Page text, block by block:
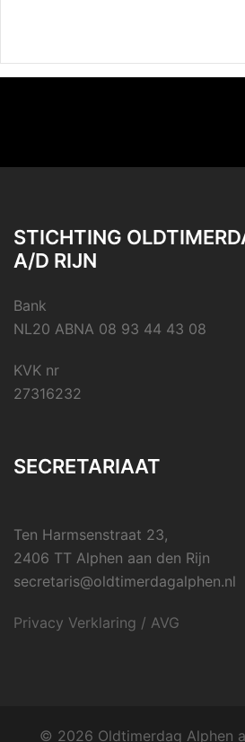
STICHTING
A/D RIJN
Bank
NL20 ABNA 08 93 44 43 08
KVK nr
27316232
SECRETARIAAT
Ten Harmsenstraat 23,
2406 TT Alphen aan den Rijn
secretaris@oldtimerdagalphen.nl
Privacy Verklaring / AVG
© 2026 Oldtimerdag Alphen